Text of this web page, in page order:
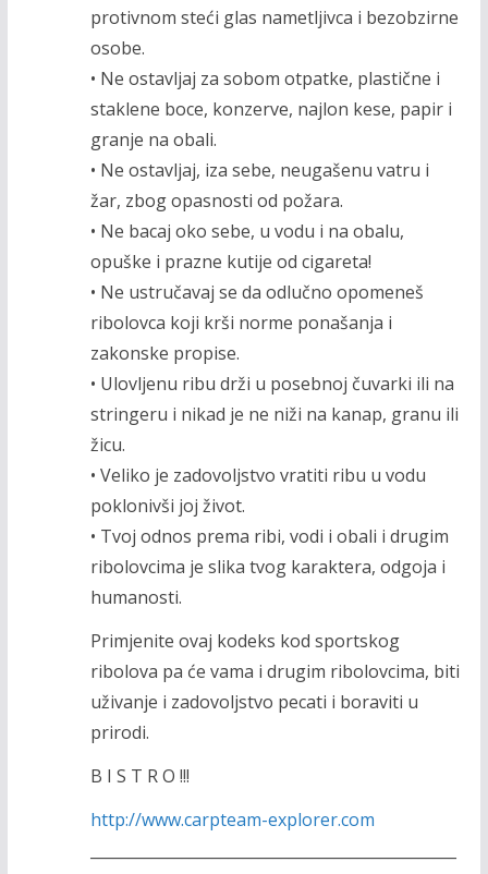
protivnom steći glas nametljivca i bezobzirne
osobe.
• Ne ostavljaj za sobom otpatke, plastične i
staklene boce, konzerve, najlon kese, papir i
granje na obali.
• Ne ostavljaj, iza sebe, neugašenu vatru i
žar, zbog opasnosti od požara.
• Ne bacaj oko sebe, u vodu i na obalu,
opuške i prazne kutije od cigareta!
• Ne ustručavaj se da odlučno opomeneš
ribolovca koji krši norme ponašanja i
zakonske propise.
• Ulovljenu ribu drži u posebnoj čuvarki ili na
stringeru i nikad je ne niži na kanap, granu ili
žicu.
• Veliko je zadovoljstvo vratiti ribu u vodu
poklonivši joj život.
• Tvoj odnos prema ribi, vodi i obali i drugim
ribolovcima je slika tvog karaktera, odgoja i
humanosti.
Primjenite ovaj kodeks kod sportskog
ribolova pa će vama i drugim ribolovcima, biti
uživanje i zadovoljstvo pecati i boraviti u
prirodi.
B I S T R O !!!
http://www.carpteam-explorer.com